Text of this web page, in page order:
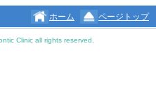
ホーム ページトップ
Clinic all rights reserved.